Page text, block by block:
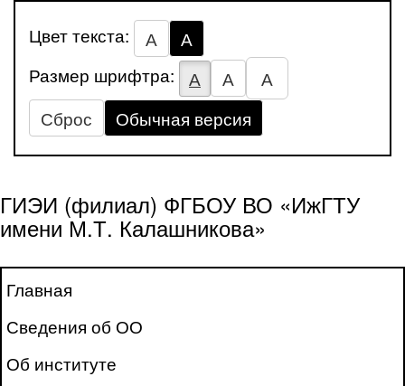
Цвет текста: А
А
Размер шрифтра:
А А
А
Сброс
Обычная версия
ГИЭИ (филиал) ФГБОУ ВО «ИжГТУ
имени М.Т. Калашникова»
Главная
Сведения об ОО
Об институте